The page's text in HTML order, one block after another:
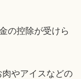
の控除が受けら
やアイスなどの